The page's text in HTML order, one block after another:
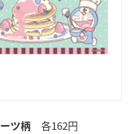
ツ柄 各162円